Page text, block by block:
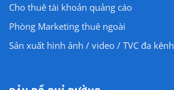
Cho thuê tài khoản quảng cáo
Phòng Marketing thuê ngoài
Sản xuất hình ảnh / video / TVC đa kênh